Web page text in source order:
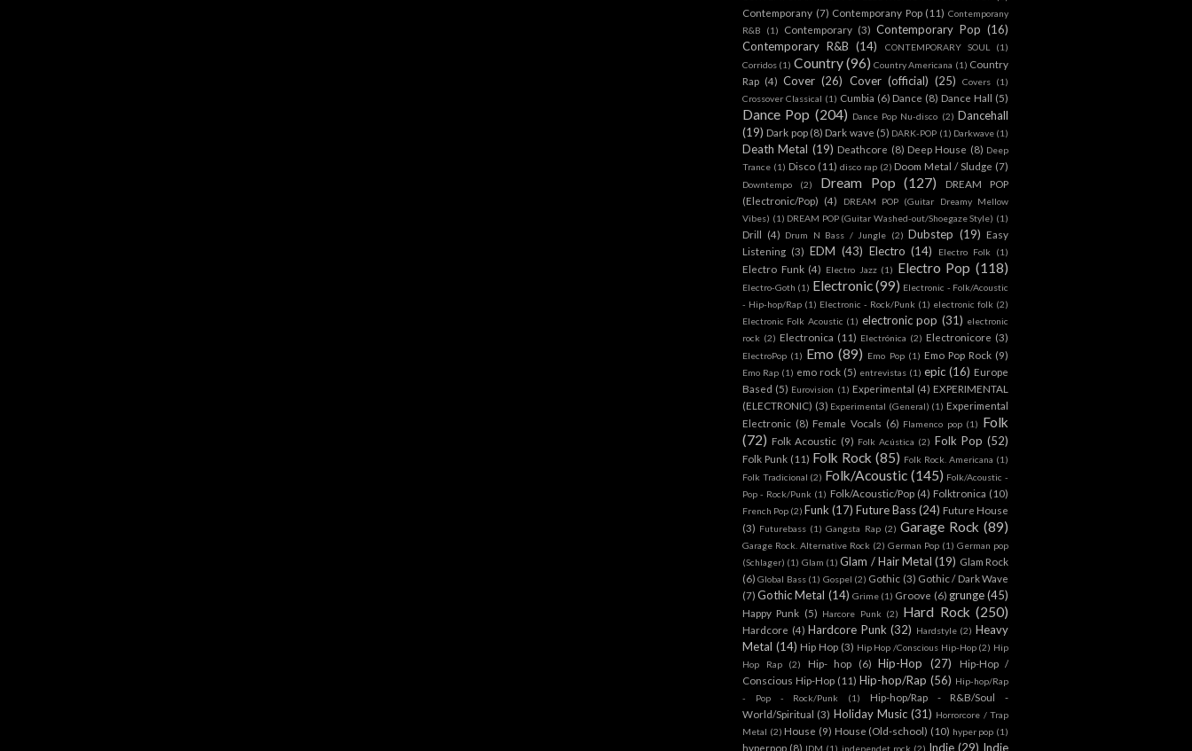
Contemporany (7) Contemporany Pop (11) Contemporany
R&B
(1) Contemporary (3) Contemporary Pop (16)
Contemporary R&B (14) CONTEMPORARY SOUL
(1)
Corridos (1) Country(96) Country Americana (1) Country
Rap (4) Cover (26) Cover (official) (25) Covers (1)
Crossover Classical (1) Cumbia (6) Dance (8) Dance Hall (5)
Dance Pop (204) Dance Pop Nu-disco (2) Dancehall
(19) Dark pop (8) Dark wave (5) DARK-POP (1) Darkwave (1)
Death Metal (19) Deathcore (8) Deep House (8) Deep
Trance (1) Disco (11) disco rap (2) Doom Metal / Sludge (7)
Downtempo (2) Dream Pop (127)
DREAM POP
(Electronic/Pop) (4)
DREAM POP (Guitar Dreamy Mellow
Vibes) (1) DREAM POP (Guitar Washed-out/Shoegaze Style) (1)
Drill (4) Drum N Bass / Jungle (2) Dubstep (19) Easy
Listening (3) EDM (43) Electro (14) Electro Folk (1)
Electro Funk (4) Electro Jazz (1) Electro Pop (118)
Electro-Goth (1) Electronic(99) Electronic - Folk/Acoustic
- Hip-hop/Rap (1) Electronic - Rock/Punk (1) electronic folk (2)
Electronic Folk Acoustic (1) electronic pop (31) electronic
rock (2) Electronica (11) Electrónica (2) Electronicore (3)
ElectroPop (1) Emo (89) Emo Pop (1) Emo Pop Rock (9)
Emo Rap (1) emo rock (5) entrevistas (1) epic (16) Europe
Based (5) Eurovision (1) Experimental (4) EXPERIMENTAL
(ELECTRONIC) (3) Experimental (General) (1) Experimental
Electronic (8) Female Vocals (6) Flamenco pop (1) Folk
(72) Folk Acoustic (9) Folk Acústica (2) Folk Pop (52)
Folk Punk (11) Folk Rock (85) Folk Rock. Americana (1)
Folk Tradicional (2) Folk/Acoustic (145) Folk/Acoustic -
Pop - Rock/Punk (1) Folk/Acoustic/Pop (4) Folktronica (10)
French Pop (2) Funk (17) Future Bass(24) Future House
(3) Futurebass (1) Gangsta Rap (2) Garage Rock (89)
Garage Rock. Alternative Rock (2) German Pop (1) German pop
(Schlager) (1) Glam (1) Glam / Hair Metal (19) Glam Rock
(6) Global Bass (1) Gospel (2) Gothic (3) Gothic / Dark Wave
(7) Gothic Metal (14) Grime (1) Groove (6) grunge (45)
Happy Punk (5) Harcore Punk (2) Hard Rock (250)
Hardcore (4) Hardcore Punk (32) Hardstyle (2) Heavy
Metal (14) Hip Hop (3) Hip Hop /Conscious Hip-Hop (2) Hip
Hop Rap
(2) Hip- hop (6) Hip-Hop (27)
Hip-Hop /
Conscious Hip-Hop (11) Hip-hop/Rap (56) Hip-hop/Rap
- Pop - Rock/Punk
(1)
Hip-hop/Rap - R&B/Soul -
World/Spiritual (3) Holiday Music (31) Horrorcore / Trap
Metal (2) House (9) House (Old-school) (10) hyper pop (1)
hyperpop (8) IDM (1) independet rock (2) Indie (29) Indie